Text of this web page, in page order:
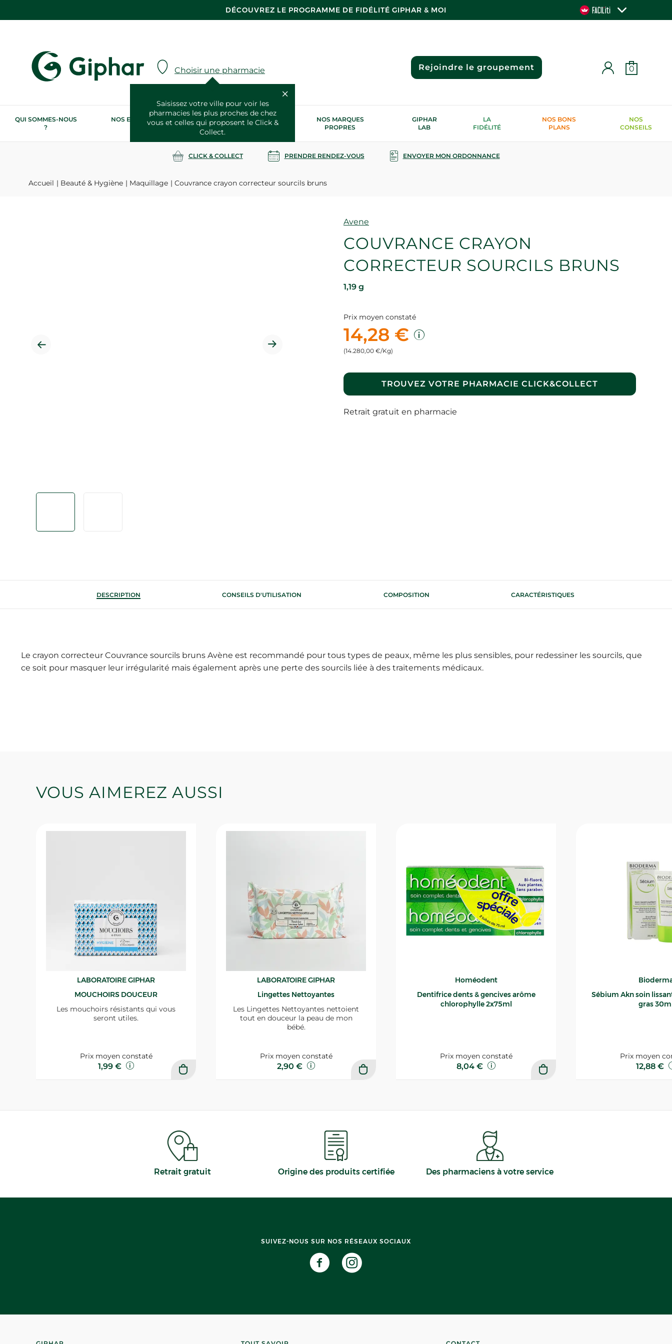
DÉCOUVREZ LE PROGRAMME DE FIDÉLITÉ GIPHAR & MOI
Choisir une pharmacie
Saisissez votre ville pour voir les
pharmacies les plus proches de chez
vous et celles qui proposent le Click &
Collect.
Rejoindre le groupement 0
QUI SOMMES-NOUS
?
NOS ENGAGEMENTS
RSE
NOS SERVICES
SANTÉ
NOS MARQUES
PROPRES
GIPHAR
LAB
LA
FIDÉLITÉ
NOS BONS
PLANS
NOS
CONSEILS
CLICK & COLLECT PRENDRE RENDEZ-VOUS ENVOYER MON ORDONNANCE
Accueil Beauté & Hygiène Maquillage Couvrance crayon correcteur sourcils bruns
Marque
Avene
COUVRANCE CRAYON
CORRECTEUR SOURCILS BRUNS
1,19 g
Prix moyen constaté
14,28 €
(14.280,00 €/Kg)
TROUVEZ VOTRE PHARMACIE CLICK&COLLECT
Retrait gratuit en pharmacie
DESCRIPTION CONSEILS D'UTILISATION COMPOSITION CARACTÉRISTIQUES
Le crayon correcteur Couvrance sourcils bruns Avène est recommandé pour tous types de peaux, même les plus sensibles, pour redessiner les sourcils, que
ce soit pour masquer leur irrégularité mais également après une perte des sourcils liée à des traitements médicaux.
VOUS AIMEREZ AUSSI
LABORATOIRE GIPHAR
MOUCHOIRS DOUCEUR
Les mouchoirs résistants qui vous
seront utiles.
Prix moyen constaté
1,99 €
LABORATOIRE GIPHAR
Lingettes Nettoyantes
Les Lingettes Nettoyantes nettoient
tout en douceur la peau de mon
bébé.
Prix moyen constaté
2,90 €
Homéodent
Dentifrice dents & gencives arôme
chlorophylle 2x75ml
Prix moyen constaté
8,04 €
Sébium Akn soin lissant
gras
Prix moyen
12,88 €
Retrait gratuit Origine des produits certifiée Des pharmaciens à votre service
SUIVEZ-NOUS SUR NOS RÉSEAUX SOCIAUX